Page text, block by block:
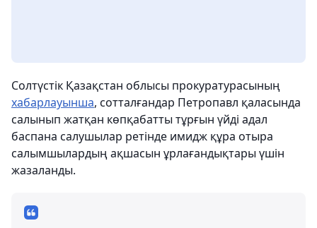
Солтүстік Қазақстан облысы прокуратурасының
хабарлауынша, сотталғандар Петропавл қаласында
салынып жатқан көпқабатты тұрғын үйді адал
баспана салушылар ретінде имидж құра отыра
салымшылардың ақшасын ұрлағандықтары үшін
жазаланды.